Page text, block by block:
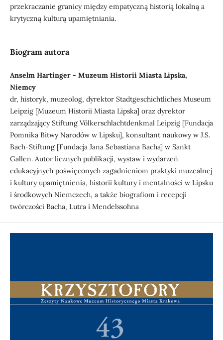
przekraczanie granicy między empatyczną historią lokalną a
krytyczną kulturą upamiętniania.
Biogram autora
Anselm Hartinger - Muzeum Historii Miasta Lipska,
Niemcy
dr, historyk, muzeolog, dyrektor Stadtgeschichtliches Museum
Leipzig [Muzeum Historii Miasta Lipska] oraz dyrektor
zarządzający Stiftung Völkerschlachtdenkmal Leipzig [Fundacja
Pomnika Bitwy Narodów w Lipsku], konsultant naukowy w J.S.
Bach-Stiftung [Fundacja Jana Sebastiana Bacha] w Sankt
Gallen. Autor licznych publikacji, wystaw i wydarzeń
edukacyjnych poświęconych zagadnieniom praktyki muzealnej
i kultury upamiętnienia, historii kultury i mentalności w Lipsku
i środkowych Niemczech, a także biografiom i recepcji
twórczości Bacha, Lutra i Mendelssohna